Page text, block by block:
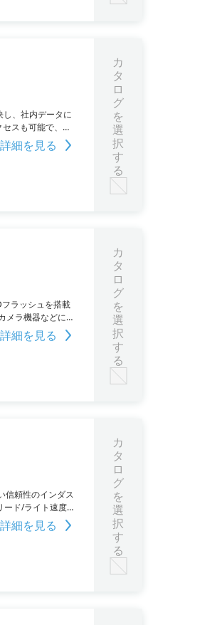
、社内データに
スも可能で、セ
細を見る
カ
タ
ロ
グ
を
選
択
す
る
ラッシュを搭載
メラ機器などに適
細を見る
カ
タ
ロ
グ
を
選
択
す
る
信頼性のインダス
ド/ライト速度を
ージに適してい
細を見る
カ
タ
ロ
グ
を
選
択
す
る